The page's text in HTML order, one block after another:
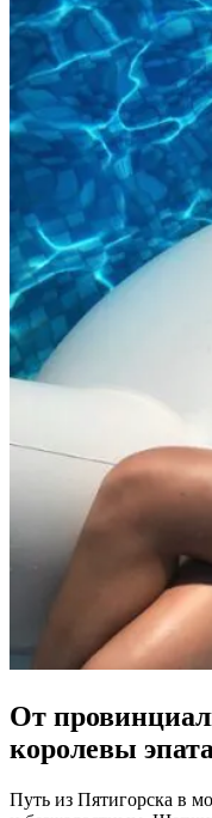
От
королевы
Путь из Пятигорска в